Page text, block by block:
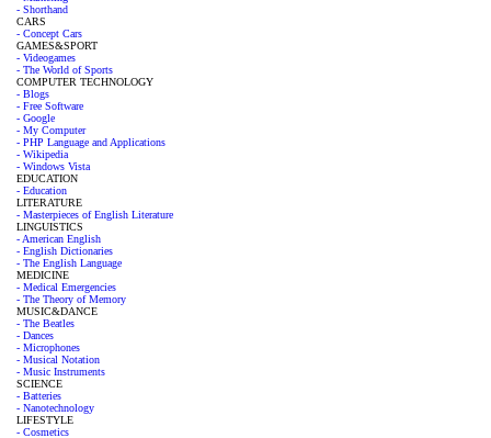
- Shorthand
CARS
- Concept Cars
GAMES&SPORT
- Videogames
- The World of Sports
COMPUTER TECHNOLOGY
- Blogs
- Free Software
- Google
- My Computer
- PHP Language and Applications
- Wikipedia
- Windows Vista
EDUCATION
- Education
LITERATURE
- Masterpieces of English Literature
LINGUISTICS
- American English
- English Dictionaries
- The English Language
MEDICINE
- Medical Emergencies
- The Theory of Memory
MUSIC&DANCE
- The Beatles
- Dances
- Microphones
- Musical Notation
- Music Instruments
SCIENCE
- Batteries
- Nanotechnology
LIFESTYLE
- Cosmetics